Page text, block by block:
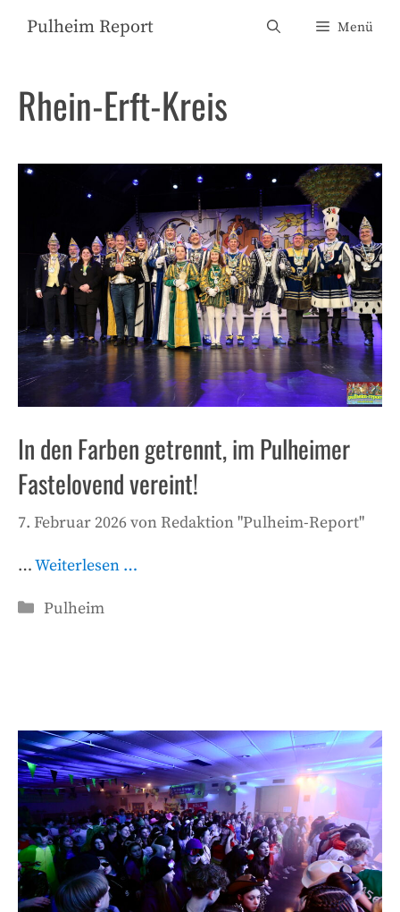
InhaltPulheim Report Menü
Rhein-Erft-Kreis
In den Farben getrennt, im Pulheimer
Fastelovend vereint!
7. Februar 2026von Redaktion "Pulheim-Report"
…Weiterlesen …
Kategorien
Pulheim